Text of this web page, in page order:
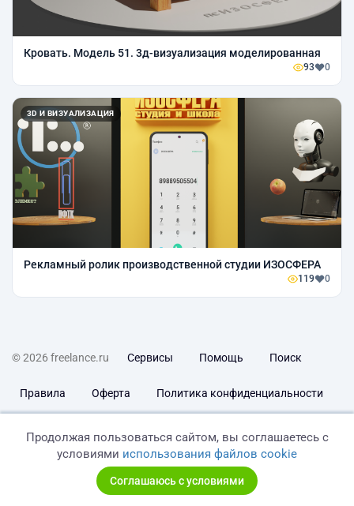
Кровать. Модель 51. 3д-визуализация моделированная
93 0
3D И ВИЗУАЛИЗАЦИЯ
Рекламный ролик производственной студии ИЗОСФЕРА
119 0
© 2026 freelance.ru Сервисы Помощь Поиск
Правила Оферта Политика конфиденциальности
Продолжая пользоваться сайтом, вы соглашаетесь с
условиями использования файлов cookie
Соглашаюсь с условиями